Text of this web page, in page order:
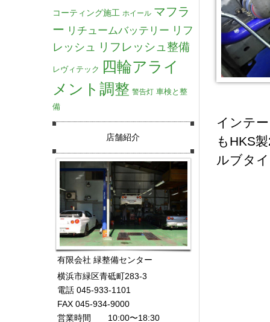
インテ
もHKS
ルブタ
コーティング施工 ホイール マフラ
ー リチュームバッテリー リフ
レッシュ
リフレッシュ整備
レヴィテック 四輪アライ
メント調整 警告灯 車検と整
備
店舗紹介
有限会社 緑整備センター
横浜市緑区青砥町283-3
電話 045-933-1101
FAX 045-934-9000
営業時間 10:00〜18:30